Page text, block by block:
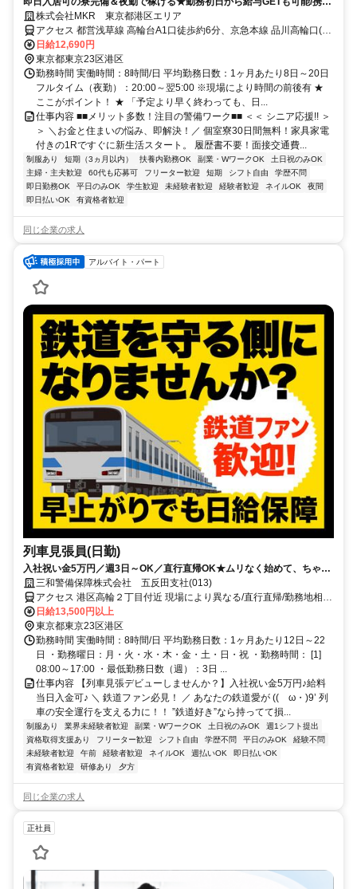
も貸与♪直行直帰OK！
株式会社MKR 東京都港区エリア
アクセス 都営浅草線 高輪台A1口徒歩約6分、京急本線 品川高輪口(京
急)徒歩約10分、京急本線 品川高輪口(京急)徒歩約10分 東京都港区エ
リア(青山一丁目駅、赤坂駅、赤坂見附駅、赤羽橋駅、麻布十番駅、
お台場海浜公園駅)
日給12,690円
東京都東京23区港区
勤務時間 実働時間：8時間/日 平均勤務日数：1ヶ月あたり8日～20日
フルタイム（夜勤）：20:00～翌5:00 ※現場により時間の前後有 ★
ここがポイント！ ★ 「予定より早く終わっても、日...
仕事内容 ■■メリット多数！注目の警備ワーク■■ ＜＜ シニア応援!! ＞
＞ ＼お金と住まいの悩み、即解決！／ 個室寮30日間無料！家具家電
付きの1Rですぐに新生活スタート。 履歴書不要！面接交通費...
制服あり 短期（3ヵ月以内） 扶養内勤務OK 副業・WワークOK
土日祝のみOK
主婦・主夫歓迎
60代も応募可 フリーター歓迎 短期 シフト自由
学歴不問
即日勤務OK
平日のみOK 学生歓迎 未経験者歓迎 経験者歓迎 ネイルOK
夜間
即日払いOK
有資格者歓迎
同じ企業の求人
アルバイト・パート
列車見張員(日勤)
入社祝い金5万円／週3日～OK／直行直帰OK★ムリなく始めて、ちゃん
と稼げる警備。
三和警備保障株式会社 五反田支社(013)
アクセス 港区高輪２丁目付近 現場により異なる/直行直帰/勤務地相談
可 ■電話面接■来社不要■即日勤務
日給13,500円以上
東京都東京23区港区
勤務時間 実働時間：8時間/日 平均勤務日数：1ヶ月あたり12日～22
日 ・勤務曜日：月・火・水・木・金・土・日・祝 ・勤務時間： [1]
08:00～17:00 ・最低勤務日数（週）：3日 ...
仕事内容 【列車見張デビューしませんか？】入社祝い金5万円♪給料
当日入金可♪ ＼ 鉄道ファン必見！ ／ あなたの鉄道愛が ((ゝω・)9’ 列
車の安全運行を支える力に！！ ”鉄道好き”なら持ってて損...
制服あり 業界未経験者歓迎 副業・WワークOK 土日祝のみOK
週1シフト提出
資格取得支援あり
フリーター歓迎 シフト自由 学歴不問 平日のみOK
経験不問
未経験者歓迎
午前 経験者歓迎 ネイルOK 週払いOK
即日払いOK
有資格者歓迎
研修あり 夕方
同じ企業の求人
正社員